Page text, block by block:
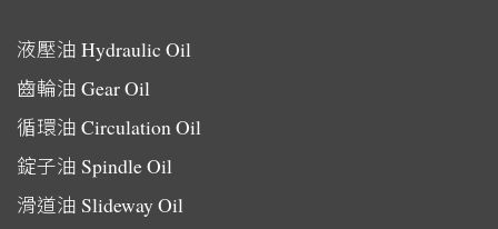
液壓油 Hydraulic Oil
齒輪油 Gear Oil
循環油 Circulation Oil
錠子油 Spindle Oil
滑道油 Slideway Oil